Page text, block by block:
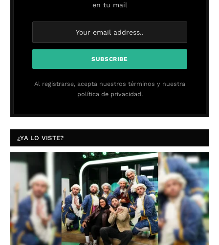
en tu mail
Al registrarse, acepta nuestros términos y nuestra
política de privacidad.
¿YA LO VISTE?